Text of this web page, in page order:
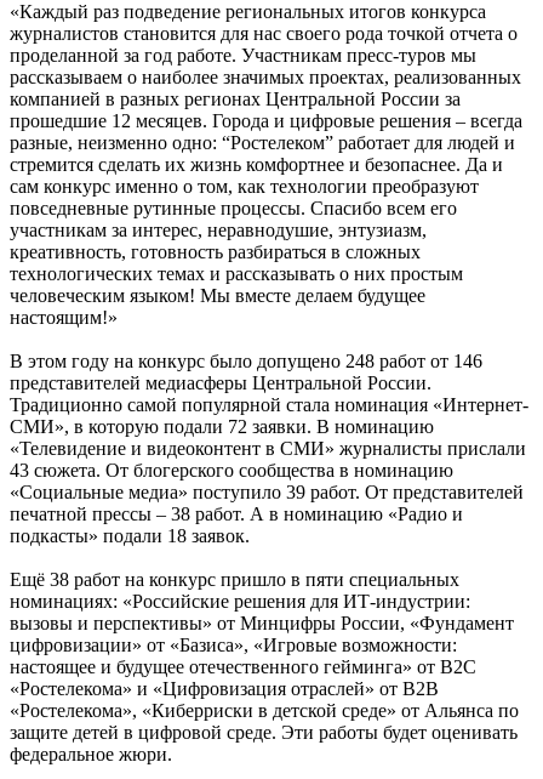
«Каждый раз подведение региональных итогов конкурса
журналистов становится для нас своего рода точкой отчета о
проделанной за год работе. Участникам пресс-туров мы
рассказываем о наиболее значимых проектах, реализованных
компанией в разных регионах Центральной России за
прошедшие 12 месяцев. Города и цифровые решения – всегда
разные, неизменно одно: “Ростелеком” работает для людей и
стремится сделать их жизнь комфортнее и безопаснее. Да и
сам конкурс именно о том, как технологии преобразуют
повседневные рутинные процессы. Спасибо всем его
участникам за интерес, неравнодушие, энтузиазм,
креативность, готовность разбираться в сложных
технологических темах и рассказывать о них простым
человеческим языком! Мы вместе делаем будущее
настоящим!»
В этом году на конкурс было допущено 248 работ от 146
представителей медиасферы Центральной России.
Традиционно самой популярной стала номинация «Интернет-
СМИ», в которую подали 72 заявки. В номинацию
«Телевидение и видеоконтент в СМИ» журналисты прислали
43 сюжета. От блогерского сообщества в номинацию
«Социальные медиа» поступило 39 работ. От представителей
печатной прессы – 38 работ. А в номинацию «Радио и
подкасты» подали 18 заявок.
Ещё 38 работ на конкурс пришло в пяти специальных
номинациях: «Российские решения для ИТ-индустрии:
вызовы и перспективы» от Минцифры России, «Фундамент
цифровизации» от «Базиса», «Игровые возможности:
настоящее и будущее отечественного гейминга» от В2С
«Ростелекома» и «Цифровизация отраслей» от В2В
«Ростелекома», «Киберриски в детской среде» от Альянса по
защите детей в цифровой среде. Эти работы будет оценивать
федеральное жюри.